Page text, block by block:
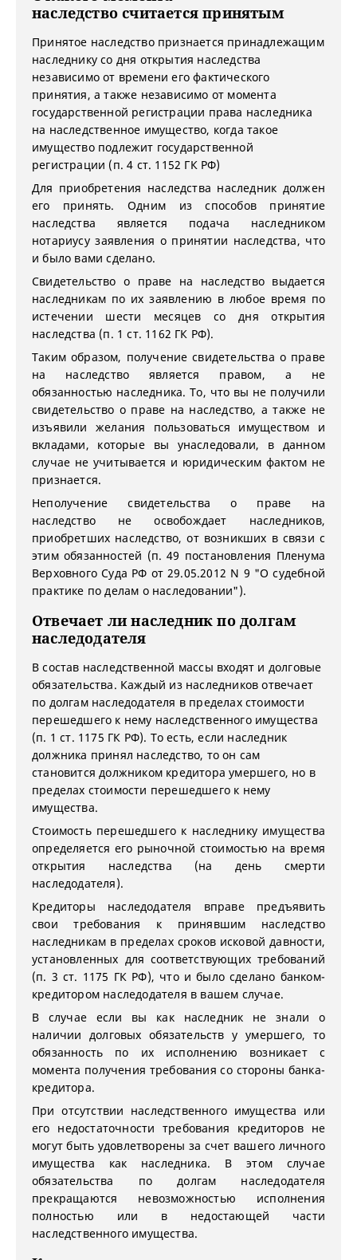
наследство считается принятым
Принятое наследство признается принадлежащим
наследнику со дня открытия наследства
независимо от времени его фактического
принятия, а также независимо от момента
государственной регистрации права наследника
на наследственное имущество, когда такое
имущество подлежит государственной
регистрации (п. 4 ст. 1152 ГК РФ)
Для приобретения наследства наследник должен
его принять. Одним из способов принятие
наследства является подача наследником
нотариусу заявления о принятии наследства, что
и было вами сделано.
Свидетельство о праве на наследство выдается
наследникам по их заявлению в любое время по
истечении шести месяцев со дня открытия
наследства (п. 1 ст. 1162 ГК РФ).
Таким образом, получение свидетельства о праве
на наследство является правом, а не
обязанностью наследника. То, что вы не получили
свидетельство о праве на наследство, а также не
изъявили желания пользоваться имуществом и
вкладами, которые вы унаследовали, в данном
случае не учитывается и юридическим фактом не
признается.
Неполучение свидетельства о праве на
наследство не освобождает наследников,
приобретших наследство, от возникших в связи с
этим обязанностей (п. 49 постановления Пленума
Верховного Суда РФ от 29.05.2012 N 9 "О судебной
практике по делам о наследовании").
Отвечает ли наследник по долгам
наследодателя
В состав наследственной массы входят и долговые
обязательства. Каждый из наследников отвечает
по долгам наследодателя в пределах стоимости
перешедшего к нему наследственного имущества
(п. 1 ст. 1175 ГК РФ). То есть, если наследник
должника принял наследство, то он сам
становится должником кредитора умершего, но в
пределах стоимости перешедшего к нему
имущества.
Стоимость перешедшего к наследнику имущества
определяется его рыночной стоимостью на время
открытия наследства (на день смерти
наследодателя).
Кредиторы наследодателя вправе предъявить
свои требования к принявшим наследство
наследникам в пределах сроков исковой давности,
установленных для соответствующих требований
(п. 3 ст. 1175 ГК РФ), что и было сделано банком-
кредитором наследодателя в вашем случае.
В случае если вы как наследник не знали о
наличии долговых обязательств у умершего, то
обязанность по их исполнению возникает с
момента получения требования со стороны банка-
кредитора.
При отсутствии наследственного имущества или
его недостаточности требования кредиторов не
могут быть удовлетворены за счет вашего личного
имущества как наследника. В этом случае
обязательства по долгам наследодателя
прекращаются невозможностью исполнения
полностью или в недостающей части
наследственного имущества.